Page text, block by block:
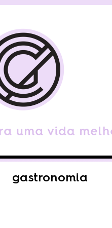
gastronomia